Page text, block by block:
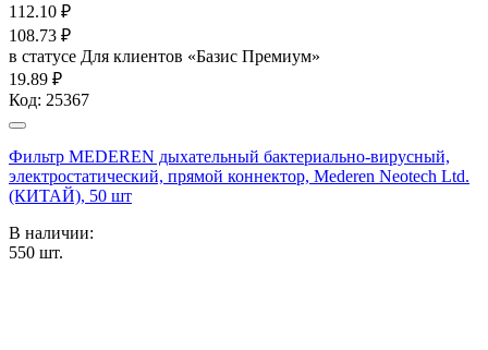
112.10 ₽
108.73 ₽
в статусе Для клиентов «Базис Премиум»
19.89 ₽
Код: 25367
Фильтр MEDEREN дыхательный бактериально-вирусный,
электростатический, прямой коннектор, Mederen Neotech Ltd.
(КИТАЙ), 50 шт
В наличии:
550 шт.